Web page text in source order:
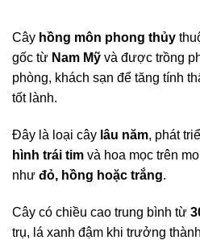
Cây hồng môn phong thủy
gốc từ Nam Mỹ và được trồng
phòng, khách sạn để tăng tính
tốt lành.
Đây là loại cây lâu năm, phát
hình trái tim và hoa mọc trên
như đỏ, hồng hoặc trắng.
Cây có chiều cao trung bình từ
trụ, lá xanh đậm khi trưởng